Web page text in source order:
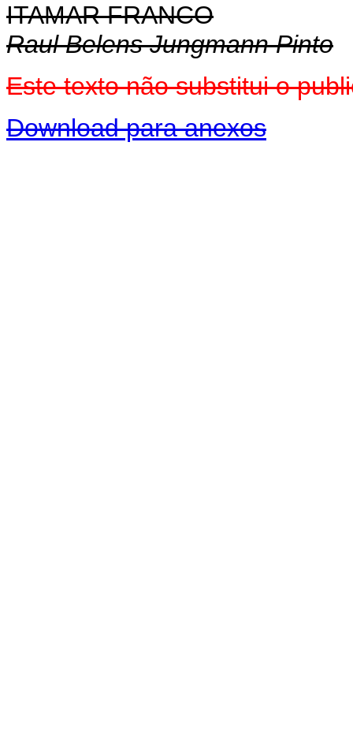
ITAMAR FRANCO
Raul Belens Jungmann Pinto
Este texto não substitui o
Download para anexos